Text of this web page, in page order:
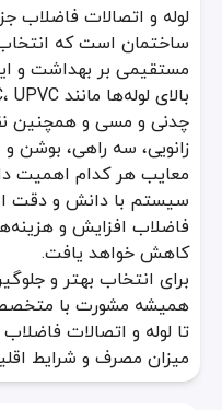
لوله و اتصالات فاضلاب
ساختمان است که
مستقیمی بر بهداشت و
چدنی و مسی و همچنین
زانویی، سه راهی، بوشن و
معایب هر کدام اهمیت
سیستم با دانش و دقت
فاضلاب افزایش و
کاهش خواهد یافت.
برای انتخاب بهتر و
همیشه مشورت با
تا لوله و اتصالات
میزان مصرف و شرایط